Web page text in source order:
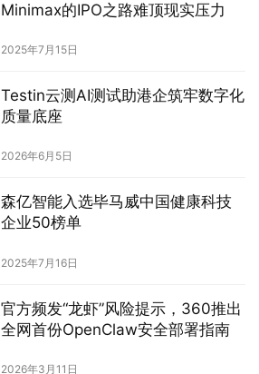
Minimax的IPO之路难顶现实压力
2025年7月15日
Testin云测AI测试助港企筑牢数字化
质量底座
2026年6月5日
森亿智能入选毕马威中国健康科技
企业50榜单
2025年7月16日
官方频发“龙虾”风险提示，360推出
全网首份OpenClaw安全部署指南
2026年3月11日